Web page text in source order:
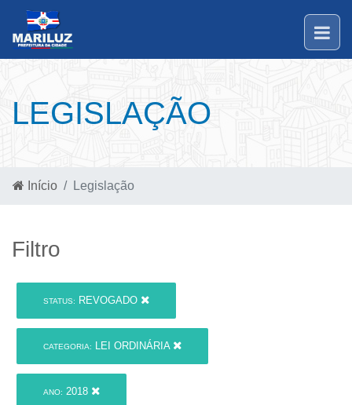
LEGISLAÇÃO
Início Legislação
Filtro
STATUS: REVOGADO
CATEGORIA: LEI ORDINÁRIA
ANO: 2018